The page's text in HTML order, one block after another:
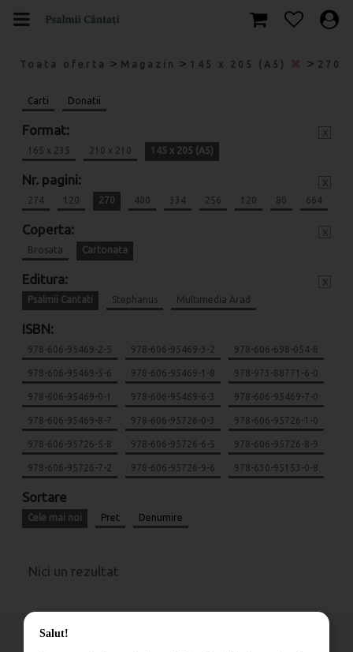
Toata oferta > Magazin > 145 x 205 (A5) > 270
Carti Donatii
Format:
165 x 235 210 x 210 145 x 205 (A5)
Nr. pagini:
274 120 270 400 334 256 120 80 664
Coperta:
Brosata Cartonata
Editura:
Psalmii Cantati Stephanus Multimedia Arad
ISBN:
978-606-95469-2-5 978-606-95469-3-2 978-606-698-054-8
978-606-95469-5-6 978-606-95469-1-8 978-973-88771-6-0
978-606-95469-0-1 978-606-95469-6-3 978-606-95469-7-0
978-606-95469-8-7 978-606-95726-0-3 978-606-95726-1-0
978-606-95726-5-8 978-606-95726-6-5 978-606-95726-8-9
978-606-95726-7-2 978-606-95726-9-6 978-630-95153-0-8
Sortare
Cele mai noi Pret Denumire
Nici un rezultat
Salut!